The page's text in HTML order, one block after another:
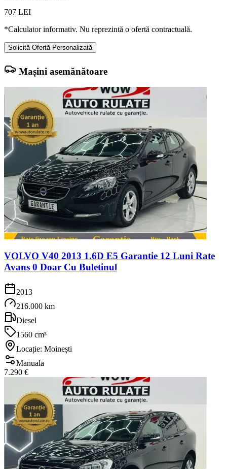
707 LEI
*Calculator informativ. Nu reprezintă o ofertă contractuală.
Solicită Ofertă Personalizată
Mașini asemănătoare
VOLVO V40 2013 1.6D E5 Garantie 12 Luni Rate
Avans 0 Doar Cu Buletinul
2013
216.000 km
Diesel
1560 cm³
Locație: Moinești
Manuala
7.290 €